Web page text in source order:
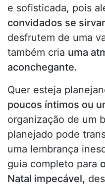
e sofisticada, pois
convidados se
desfrutem de uma
também cria uma
aconchegante.
Quer esteja
poucos íntimos ou
organização de um
planejado pode
uma lembrança
guia completo para
Natal impecável,